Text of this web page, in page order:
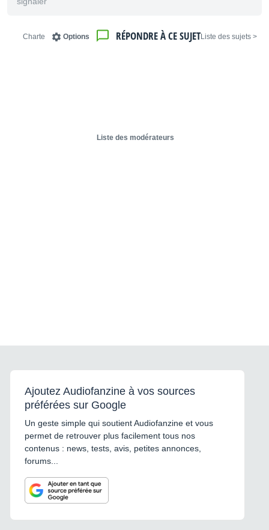
< Liste des sujets
RÉPONDRE À CE SUJET
Options
Charte
Liste des modérateurs
Ajoutez Audiofanzine à vos sources
préférées sur Google
Un geste simple qui soutient Audiofanzine et vous
permet de retrouver plus facilement tous nos
contenus : news, tests, avis, petites annonces,
forums...